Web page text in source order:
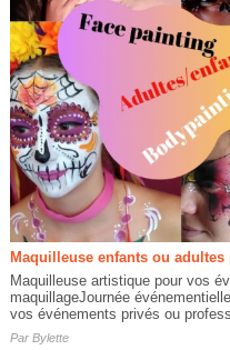
Maquilleuse enfants ou adultes
Maquilleuse artistique pour vos
maquillageJournée
vos événements privés ou
Par Bylette